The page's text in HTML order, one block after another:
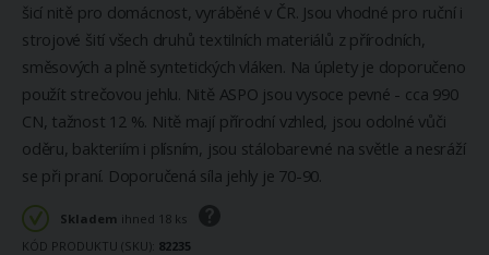
šicí nitě pro domácnost, vyráběné v ČR. Jsou vhodné pro ruční i
strojové šití všech druhů textilních materiálů z přírodních,
směsových a plně syntetických vláken. Na úplety je doporučeno
použít strečovou jehlu. Nitě ASPO jsou vysoce pevné - cca 990
CN, tažnost 12 %. Nitě mají přírodní vzhled, jsou odolné vůči
oděru, bakteriím i plísním, jsou stálobarevné na světle a nesráží
se při praní. Doporučená síla jehly je 70-90.
Skladem ihned 18 ks
KÓD PRODUKTU (SKU) 82235